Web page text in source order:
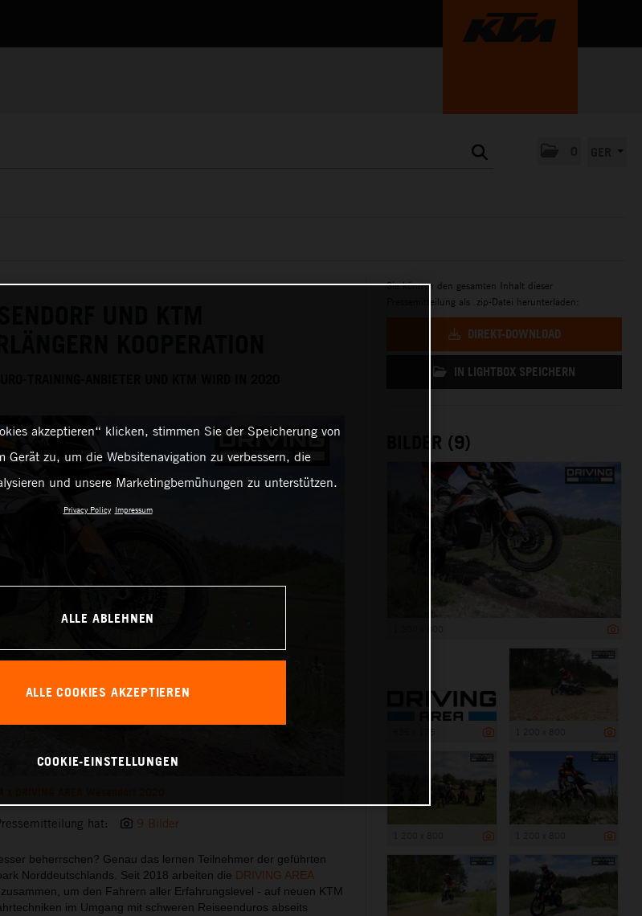
UND KTM
KOOPERATION
hat: 9 Bilder
beherrschen? Genau das lernen Teilnehmer der geführten
Norddeutschlands. Seit 2018 arbeiten die DRIVING AREA
um den Fahrern aller Erfahrungslevel - auf neuen KTM
im Umgang mit schweren Reiseenduros abseits
Sie können den gesamten Inhalt dieser
Pressemitteilung als .zip-Datei herunterladen:
DIREKT-DOWNLOAD
IN LIGHTBOX SPEICHERN
BILDER (9)
akzeptieren“ klicken, stimmen Sie der Speicherung von
Gerät zu, um die Websitenavigation zu verbessern, die
und unsere Marketingbemühungen zu unterstützen.
Privacy Policy Impressum
ALLE ABLEHNEN
ALLE COOKIES AKZEPTIEREN
COOKIE-EINSTELLUNGEN